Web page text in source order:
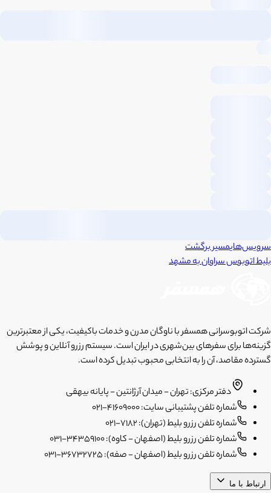
سرویس‌هایمسیر برگشت
بلیط اتوبوسسراوانبهمشهد
شرکت اتوبوسرانی همسفر با ناوگان مدرن و خدمات باکیفیت، یکی از معتبرترین
گزینه‌ها برای سفرهای بین‌شهری در ایران است. سیستم رزرو آنلاین و پوشش
گسترده مقاصد، آن را به انتخابی محبوب تبدیل کرده است.
دفتر مرکزی: تهران - میدان آرژانتین - پایانه بیهقی
شماره تلفن پشتیبانی سایت: 41609000-021
شماره تلفن رزرو بلیط (تهران): 7182-021
شماره تلفن رزرو بلیط (اصفهان - کاوه): 34359100-031
شماره تلفن رزرو بلیط (اصفهان - صفه): 36732725-031
ارتباط با ما